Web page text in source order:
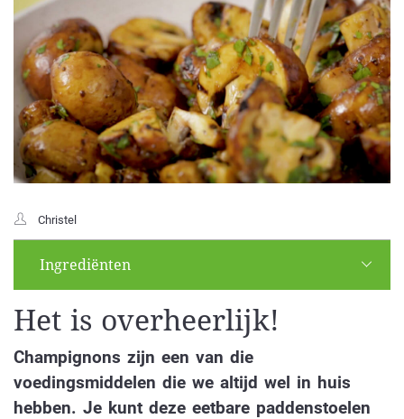
Christel
Ingrediënten
Het is overheerlijk!
Champignons zijn een van die
voedingsmiddelen die we altijd wel in huis
hebben. Je kunt deze eetbare paddenstoelen